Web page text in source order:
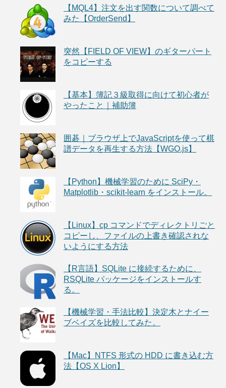
【MQL4】注文を出す関数について調べて
みた【OrderSend】
突然【FIELD OF VIEW】のギターパート
をコピーする
【基本】簿記３級取得に向けて初心者が
やったこと｜補助簿
囲碁｜ブラウザ上でJavaScriptを使って棋
譜データを再生する方法【WGO.js】
【Python】機械学習のために SciPy・
Matplotlib・scikit-learn をインストール。
【Linux】cp コマンドでディレクトリごと
コピーし、ファイルの上書き確認されな
いようにする方法
【R言語】SQLite に接続するために、
RSQLite パッケージをインストールす
る。
【機械学習・手法比較】決定木とナイー
ブベイズを比較してみた。
【Mac】NTFS 形式の HDD に書き込む方
法【OS X Lion】